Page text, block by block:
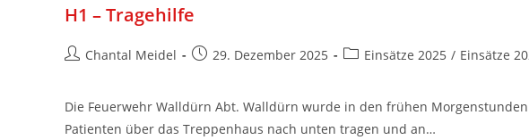
H1 – Tragehilfe
Chantal Meidel 29. Dezember 2025 Einsätze 2025 / Einsätze
Die Feuerwehr Walldürn Abt. Walldürn wurde in den frühen
Patienten über das Treppenhaus nach unten tragen und an…